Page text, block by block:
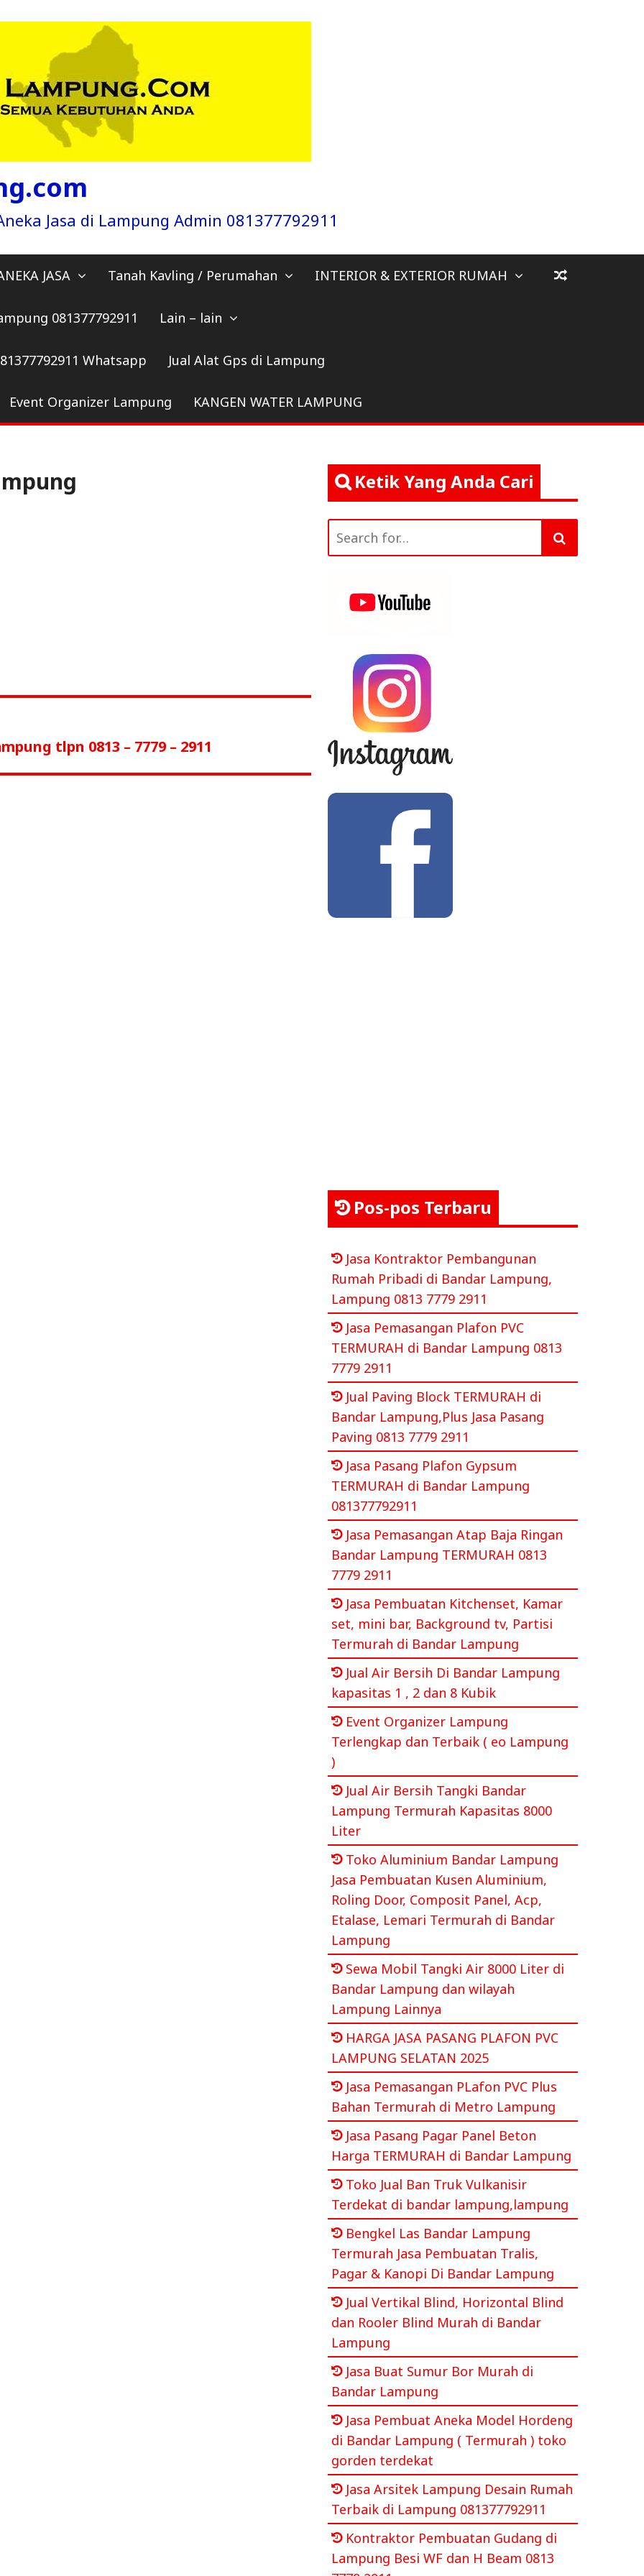
Jasa di Lampung Admin 081377792911
JASA Tanah Kavling / Perumahan INTERIOR & EXTERIOR RUMAH
081377792911 Lain – lain
Whatsapp Jual Alat Gps di Lampung
Event Organizer Lampung KANGEN WATER LAMPUNG
tlpn 0813 – 7779 – 2911
Ketik Yang Anda Cari
for:
Pos-pos Terbaru
Jasa Kontraktor Pembangunan
Rumah Pribadi di Bandar Lampung,
Lampung 0813 7779 2911
Jasa Pemasangan Plafon PVC
TERMURAH di Bandar Lampung 0813
7779 2911
Jual Paving Block TERMURAH di
Bandar Lampung,Plus Jasa Pasang
Paving 0813 7779 2911
Jasa Pasang Plafon Gypsum
TERMURAH di Bandar Lampung
081377792911
Jasa Pemasangan Atap Baja Ringan
Bandar Lampung TERMURAH 0813
7779 2911
Jasa Pembuatan Kitchenset, Kamar
set, mini bar, Background tv, Partisi
Termurah di Bandar Lampung
Jual Air Bersih Di Bandar Lampung
kapasitas 1 , 2 dan 8 Kubik
Event Organizer Lampung
Terlengkap dan Terbaik ( eo Lampung
)
Jual Air Bersih Tangki Bandar
Lampung Termurah Kapasitas 8000
Liter
Toko Aluminium Bandar Lampung
Jasa Pembuatan Kusen Aluminium,
Roling Door, Composit Panel, Acp,
Etalase, Lemari Termurah di Bandar
Lampung
Sewa Mobil Tangki Air 8000 Liter di
Bandar Lampung dan wilayah
Lampung Lainnya
HARGA JASA PASANG PLAFON PVC
LAMPUNG SELATAN 2025
Jasa Pemasangan PLafon PVC Plus
Bahan Termurah di Metro Lampung
Jasa Pasang Pagar Panel Beton
Harga TERMURAH di Bandar Lampung
Toko Jual Ban Truk Vulkanisir
Terdekat di bandar lampung,lampung
Bengkel Las Bandar Lampung
Termurah Jasa Pembuatan Tralis,
Pagar & Kanopi Di Bandar Lampung
Jual Vertikal Blind, Horizontal Blind
dan Rooler Blind Murah di Bandar
Lampung
Jasa Buat Sumur Bor Murah di
Bandar Lampung
Jasa Pembuat Aneka Model Hordeng
di Bandar Lampung ( Termurah ) toko
gorden terdekat
Jasa Arsitek Lampung Desain Rumah
Terbaik di Lampung 081377792911
Kontraktor Pembuatan Gudang di
Lampung Besi WF dan H Beam 0813